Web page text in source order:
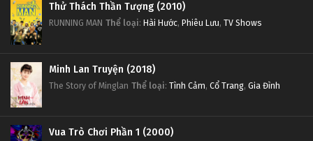
Thử Thách Thần Tượng (2010)
RUNNING MAN Thể loại: Hài Hước, Phiêu Lưu, TV Shows
Minh Lan Truyện (2018)
The Story of Minglan Thể loại: Tình Cảm, Cổ Trang, Gia Đình
Vua Trò Chơi Phần 1 (2000)